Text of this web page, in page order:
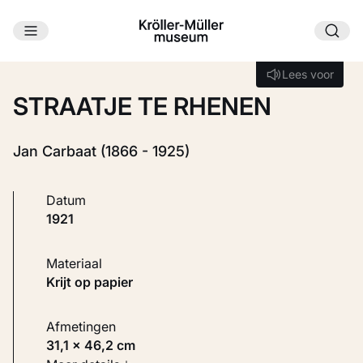
Ga naar hoofdinhoud
Lees voor
Lees voor
STRAATJE TE RHENEN
Jan Carbaat (1866 - 1925)
Datum
1921
Materiaal
Krijt op papier
Afmetingen
31,1 × 46,2 cm